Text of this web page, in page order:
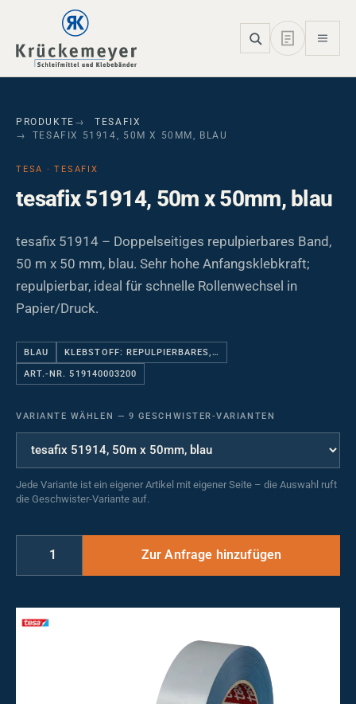
Skip to main navigation
Skip to main content
Skip to page footer
PRODUKTE
TESAFIX
TESAFIX 51914, 50M X 50MM, BLAU
TESA · TESAFIX
tesafix 51914, 50m x 50mm, blau
tesafix 51914 – Doppelseitiges repulpierbares Band,
50 m x 50 mm, blau. Sehr hohe Anfangsklebkraft;
repulpierbar, ideal für schnelle Rollenwechsel in
Papier/Druck.
BLAU KLEBSTOFF: REPULPIERBARES,…
ART.-NR. 519140003200
VARIANTE WÄHLEN — 9 GESCHWISTER-VARIANTEN
Jede Variante ist ein eigener Artikel mit eigener Seite – die Auswahl ruft
die Geschwister-Variante auf.